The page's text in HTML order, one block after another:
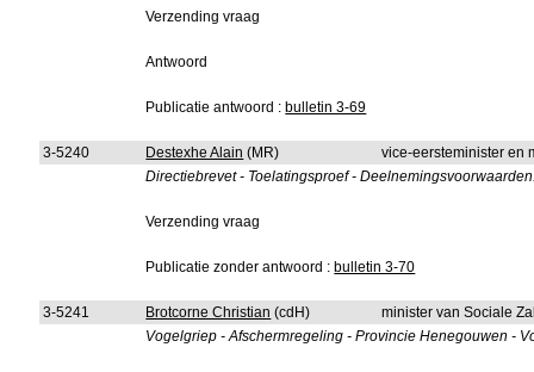
Verzending vraag
Antwoord
Publicatie antwoord : bulletin 3-69
3-5240 Destexhe Alain (MR)
vice-eersteminister en
Directiebrevet - Toelatingsproef -
Verzending vraag
Publicatie zonder antwoord : bulletin 3-70
3-5241 Brotcorne Christian (cdH)
minister van Sociale
Vogelgriep - Afschermregeling - Provincie Henegouwen -